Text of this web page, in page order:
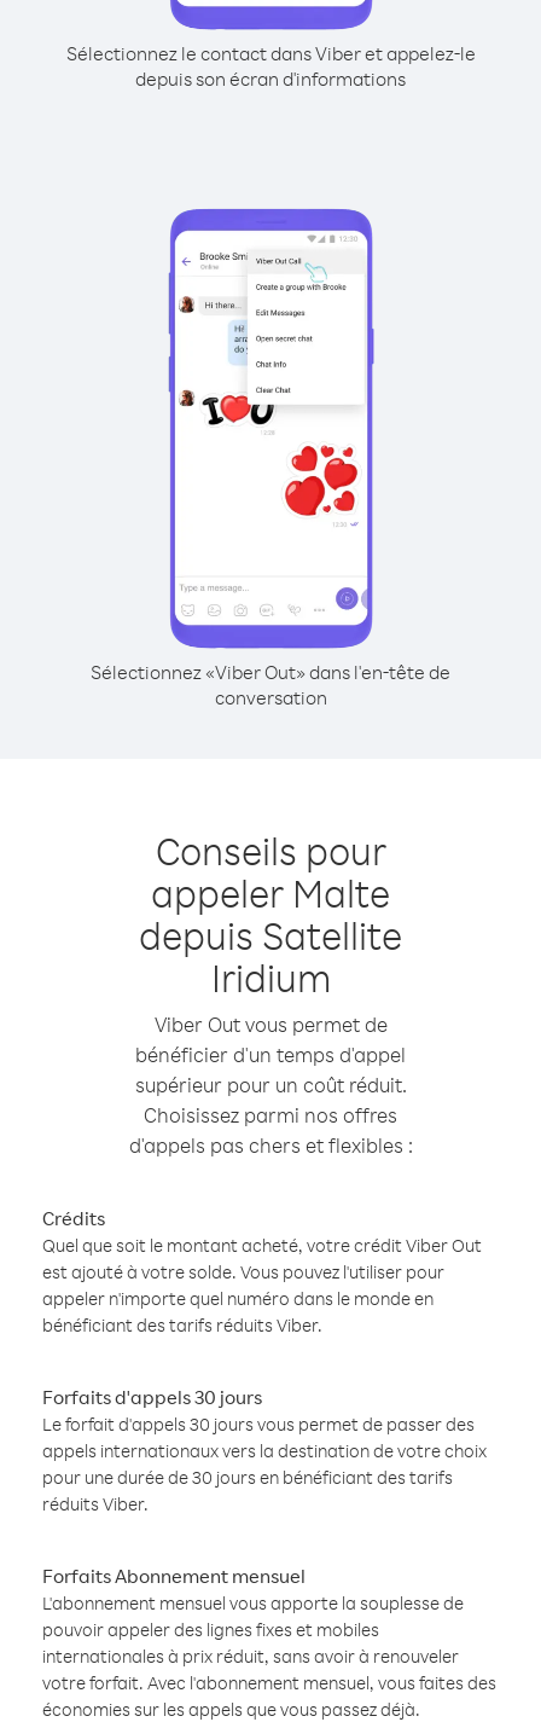
Sélectionnez le contact dans Viber et appelez-le
depuis son écran d'informations
Sélectionnez «Viber Out» dans l'en-tête de
conversation
Conseils pour
appeler Malte
depuis Satellite
Iridium
Viber Out vous permet de
bénéficier d'un temps d'appel
supérieur pour un coût réduit.
Choisissez parmi nos offres
d'appels pas chers et flexibles :
Crédits
Quel que soit le montant acheté, votre crédit Viber Out
est ajouté à votre solde. Vous pouvez l'utiliser pour
appeler n'importe quel numéro dans le monde en
bénéficiant des tarifs réduits Viber.
Forfaits d'appels 30 jours
Le forfait d'appels 30 jours vous permet de passer des
appels internationaux vers la destination de votre choix
pour une durée de 30 jours en bénéficiant des tarifs
réduits Viber.
Forfaits Abonnement mensuel
L'abonnement mensuel vous apporte la souplesse de
pouvoir appeler des lignes fixes et mobiles
internationales à prix réduit, sans avoir à renouveler
votre forfait. Avec l'abonnement mensuel, vous faites des
économies sur les appels que vous passez déjà.